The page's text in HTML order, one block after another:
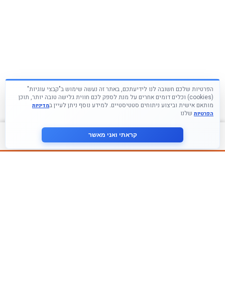
צור קשר
הפרטיות שלכם חשובה לנו לידיעתכם, באתר זה נעשה שימוש ב"קבצי עוגיות"
(cookies) וכלים דומים אחרים על מנת לספק לכם חווית גלישה טובה יותר, תוכן
מותאם אישית וביצוע ניתוחים סטטיסטיים. למידע נוסף ניתן לעיין במדיניות
הפרטיות שלנו
קראתי ואני מאשר